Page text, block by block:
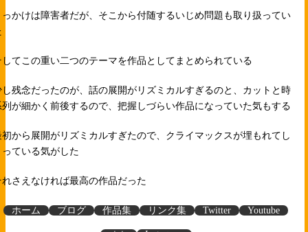
っかけは障害者だが、そこから付随するいじめ問題も取り扱ってい
してこの重い二つのテーマを作品としてまとめられている
し残念だったのが、話の展開がリズミカルすぎるのと、カットと時
列が細かく前後するので、把握しづらい作品になっていた気もする
初から展開がリズミカルすぎたので、クライマックスが埋もれてし
っている気がした
れさえなければ最高の作品だった
ホーム ブログ 作品集 リンク集 Twitter Youtube